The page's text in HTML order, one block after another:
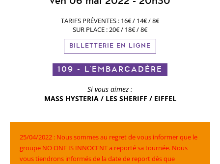
TARIFS PRÉVENTES : 16€ / 14€ / 8€
SUR PLACE : 20€ / 18€ / 8€
BILLETTERIE EN LIGNE
109 - L'EMBARCADÈRE
Si vous aimez :
MASS HYSTERIA / LES SHERIFF / EIFFEL
25/04/2022 : Nous sommes au regret de vous informer que le
groupe NO ONE IS INNOCENT a reporté sa tournée. Nous
vous tiendrons informés de la date de report dès que